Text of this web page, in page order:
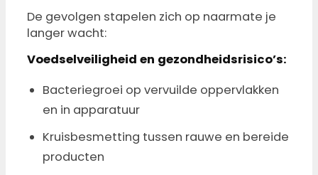
De gevolgen stapelen zich op naarmate je
langer wacht:
Voedselveiligheid en gezondheidsrisico’s:
Bacteriegroei op vervuilde oppervlakken
en in apparatuur
Kruisbesmetting tussen rauwe en bereide
producten